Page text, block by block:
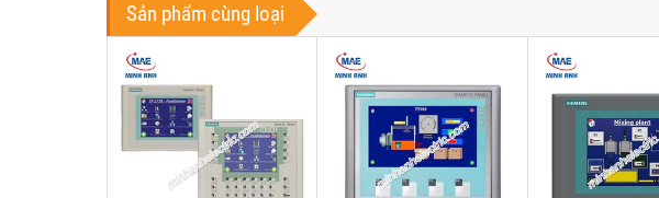
Sản phẩm cùng loại